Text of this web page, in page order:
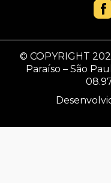
© COPYRIGHT
Paraíso – São